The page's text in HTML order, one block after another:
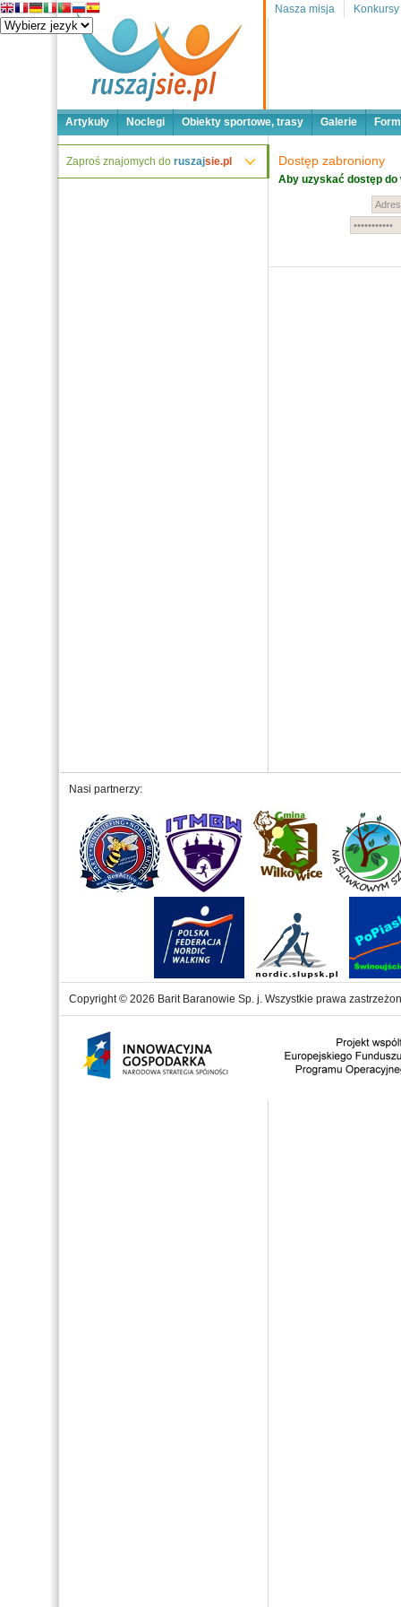
Nasza misja Konkursy
Artykuły Noclegi Obiekty sportowe, trasy Galerie
Zaproś znajomych do ruszajsie.pl Dostęp zabroniony
Aby uzyskać dostęp do
Nasi partnerzy:
Copyright © 2026 Barit Baranowie Sp. j. Wszystkie prawa